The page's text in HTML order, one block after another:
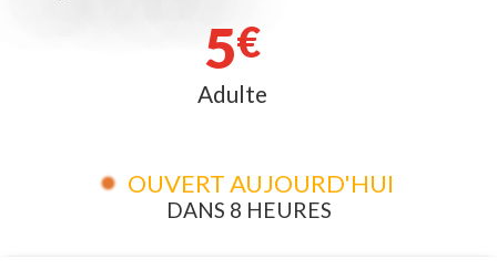
5€
Adulte
OUVERT AUJOURD'HUI
DANS 8 HEURES